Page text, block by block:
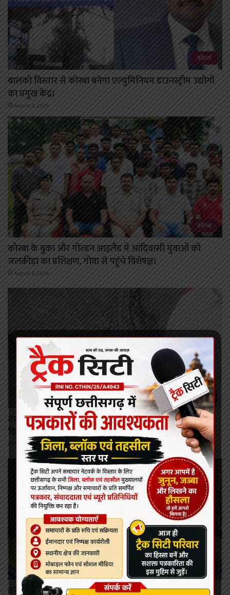
कोरबा
बालको विस्तार से कोरबा बनेगा एल्युमिनियम डाउनस्ट्रीम उद्योगों
का प्रमुख केंद्र।
August 8, 2026
कोरबा
कोरबा के बुका और गोल्डन आइलैंड में आदिवासी युवाओं को
जलक्रीड़ा का प्रशिक्षण, गोवा से पहुंचे विशेषज्ञ।
August 8, 2026
कोरबा
तरदा में घर के पास मिला 4.5 फीट का मगरमच्छ, वन विभाग ने
किया सुरक्षित रेस्क्यू
August 8, 2026
तरदा में मगरमच्छ रेस्क्यू को लेकर विवाद